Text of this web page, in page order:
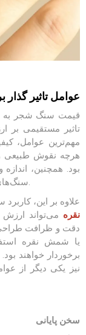
عوامل تاثیر
قیمت سنگ شجر به
تاثیر مستقیمی بر
مهم‌ترین عوامل،
هرچه نقوش طبیعی
بود. همچنین،
سنگ‌های بزرگ‌تر و سنگین‌تر معمولاً قیمت بیشتری دارند.
علاوه بر این،
نقره می‌تواند ارزش
دقت و ظرافت طراحی
یا شمش نقره
برخوردار خواهند
نیز یکی دیگر از
سخن پایانی